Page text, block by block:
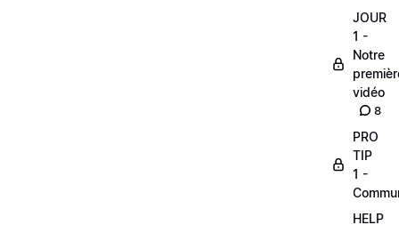
JOUR
1 -
Notre
vidéo
8
PRO
TIP
1 -
HELP